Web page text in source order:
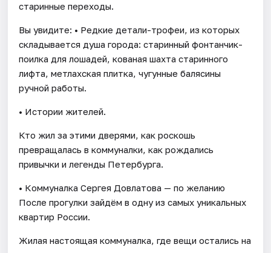
старинные переходы.
Вы увидите: • Редкие детали-трофеи, из которых
складывается душа города: старинный фонтанчик-
поилка для лошадей, кованая шахта старинного
лифта, метлахская плитка, чугунные балясины
ручной работы.
• Истории жителей.
Кто жил за этими дверями, как роскошь
превращалась в коммуналки, как рождались
привычки и легенды Петербурга.
• Коммуналка Сергея Довлатова — по желанию
После прогулки зайдём в одну из самых уникальных
квартир России.
Жилая настоящая коммуналка, где вещи остались на